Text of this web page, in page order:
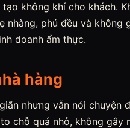
không khí cho khách.
nhàng, phủ đều và không
doanh ẩm thực.
hàng
nhưng vẫn nói chuyện
chỗ quá nhỏ, không gây